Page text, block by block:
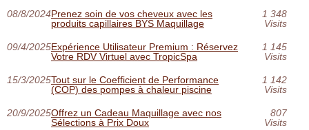
08/8/2024Prenez soin de vos cheveux avec les
produits capillaires BYS Maquillage
1 348
Visits
09/4/2025Expérience Utilisateur Premium : Réservez
Votre RDV Virtuel avec TropicSpa
1 145
Visits
15/3/2025Tout sur le Coefficient de Performance
(COP) des pompes à chaleur piscine
1 142
Visits
20/9/2025Offrez un Cadeau Maquillage avec nos
Sélections à Prix Doux
807
Visits